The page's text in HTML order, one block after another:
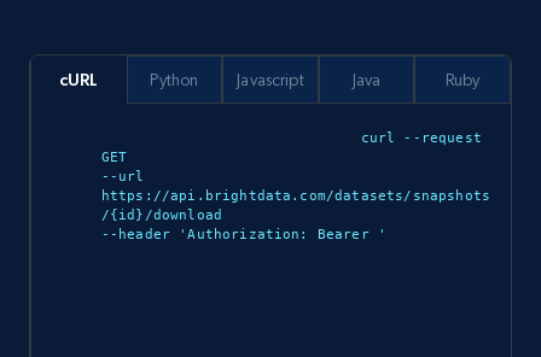
Description, In stock, Color, Size, Reviews
count, Main image, Category url, Category, and
more.
cURL
curl --request
GET
--url
https://api.brightdata.com/datasets/snapshots
/{id}/download
--header 'Authorization: Bearer
'
Python Javascript Java Ruby